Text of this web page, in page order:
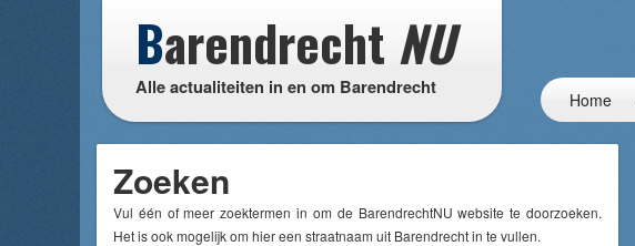
Barendrecht NU
Alle actualiteiten in en om Barendrecht
Home
Zoeken
Vul één of meer zoektermen in om de BarendrechtNU website te doorzoeken.
Het is ook mogelijk om hier een straatnaam uit Barendrecht in te vullen.